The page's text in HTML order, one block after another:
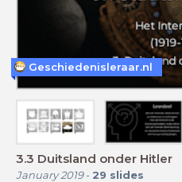
3.3 Duitsland onder Hitler
January 2019- 29 slides
Geschiedenisleraar.nl